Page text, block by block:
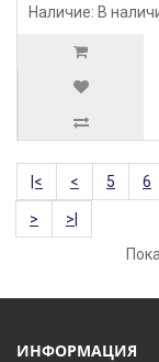
Наличие: В
|< < 5 6
>
>|
ИНФОРМАЦИЯ